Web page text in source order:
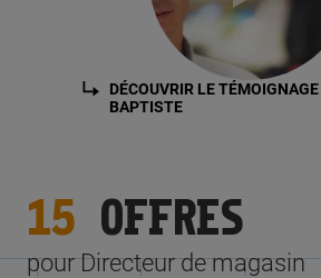
DÉCOUVRIR LE
BAPTISTE
15 OFFRES
pour Directeur de magasin